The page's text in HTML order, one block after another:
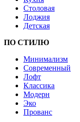
Столовая
Лоджия
Детская
ПО СТИЛЮ
Минимализм
Современный
Лофт
Классика
Модерн
Эко
Прованс